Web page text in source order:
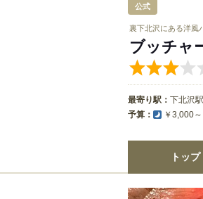
公式
裏下北沢にある洋風
ブッチャ
最寄り駅： 下北沢駅
予算： ￥3,000
トップ